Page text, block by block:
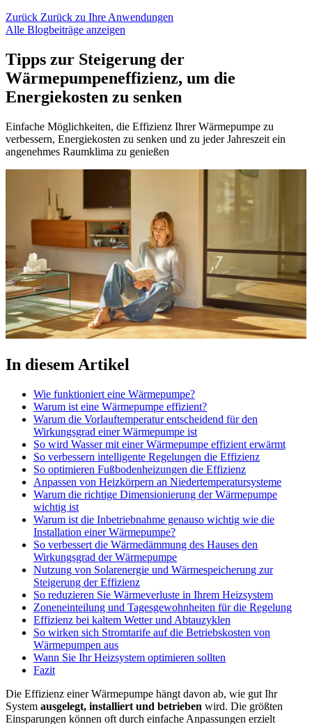
Zurück Zurück zu Ihre Anwendungen
Alle Blogbeiträge anzeigen
Tipps zur Steigerung der
Wärmepumpeneffizienz, um die
Energiekosten zu senken
Einfache Möglichkeiten, die Effizienz Ihrer Wärmepumpe zu
verbessern, Energiekosten zu senken und zu jeder Jahreszeit ein
angenehmes Raumklima zu genießen
In diesem Artikel
Wie funktioniert eine Wärmepumpe?
Warum ist eine Wärmepumpe effizient?
Warum die Vorlauftemperatur entscheidend für den
Wirkungsgrad einer Wärmepumpe ist
So wird Wasser mit einer Wärmepumpe effizient erwärmt
So verbessern intelligente Regelungen die Effizienz
So optimieren Fußbodenheizungen die Effizienz
Anpassen von Heizkörpern an Niedertemperatursysteme
Warum die richtige Dimensionierung der Wärmepumpe
wichtig ist
Warum ist die Inbetriebnahme genauso wichtig wie die
Installation einer Wärmepumpe?
So verbessert die Wärmedämmung des Hauses den
Wirkungsgrad der Wärmepumpe
Nutzung von Solarenergie und Wärmespeicherung zur
Steigerung der Effizienz
So reduzieren Sie Wärmeverluste in Ihrem Heizsystem
Zoneneinteilung und Tagesgewohnheiten für die Regelung
Effizienz bei kaltem Wetter und Abtauzyklen
So wirken sich Stromtarife auf die Betriebskosten von
Wärmepumpen aus
Wann Sie Ihr Heizsystem optimieren sollten
Fazit
Die Effizienz einer Wärmepumpe hängt davon ab, wie gut Ihr
System ausgelegt, installiert und betrieben wird. Die größten
Einsparungen können oft durch einfache Anpassungen erzielt